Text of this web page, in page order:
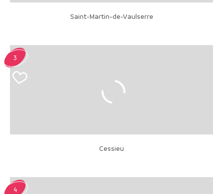
Saint-Martin-de-Vaulserre
Cessieu
3
4